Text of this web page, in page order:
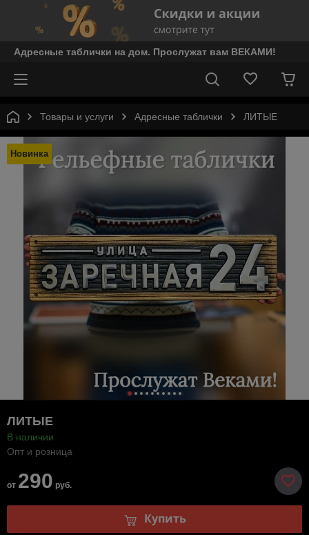
Адресные таблички на дом. Прослужат вам ВЕКАМИ!
Товары и услуги Адресные таблички ЛИТЫЕ
Новинка
ЛИТЫЕ
В наличии
Опт и розница
от 290 руб.
Купить